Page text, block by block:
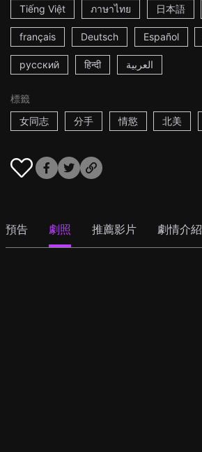
Tiếng Việt ภาษาไทย 日本語
français Deutsch Español
русский हिन्दी العربية
標籤
女同志
分手 情慾 北美
預告 劇照 推薦影片 劇情介紹